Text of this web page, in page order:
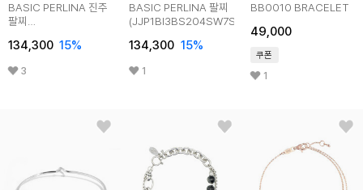
BASIC PERLINA 진주
팔찌
134,300 15%
3
BASIC PERLINA 팔찌
(JJP1BI3BS204SW7S0)
134,300 15%
1
BB0010 BRACELET
49,000
쿠폰
1